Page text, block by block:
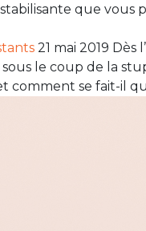
que vous
21 mai 2019
le coup de la
comment se fait-il